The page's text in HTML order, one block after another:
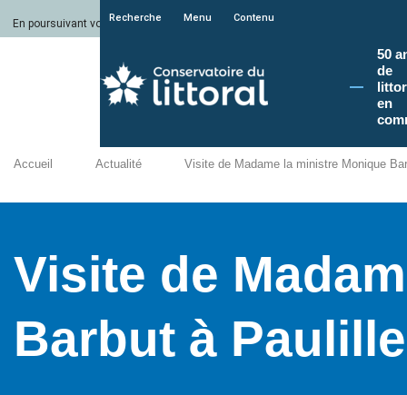
En poursuivant votre navigation sur le site du Conservatoire du littoral, vous
Recherche Menu Contenu
50
de
en
Accueil Actualité Visite de Madame la ministre Monique
Visite de
Barbut à